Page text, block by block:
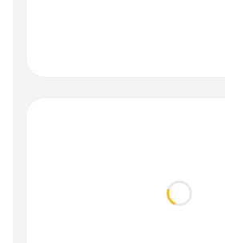
Loading...